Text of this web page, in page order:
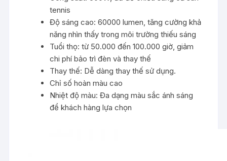
tennis
Độ sáng cao: 60000 lumen, tăng cường khả
năng nhìn thấy trong môi trường thiếu sáng
Tuổi thọ: từ 50.000 đến 100.000 giờ, giảm
chi phí bảo trì đèn và thay thế
Thay thế: Dễ dàng thay thế sử dụng.
Chỉ số hoàn màu cao
Nhiệt độ màu: Đa dạng màu sắc ánh sáng
để khách hàng lựa chọn